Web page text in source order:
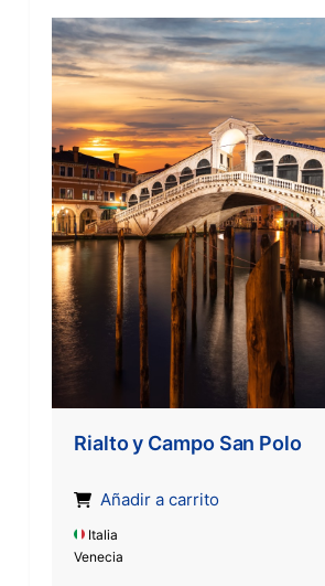
Rialto y Campo San Polo
Añadir a carrito
Italia
Venecia